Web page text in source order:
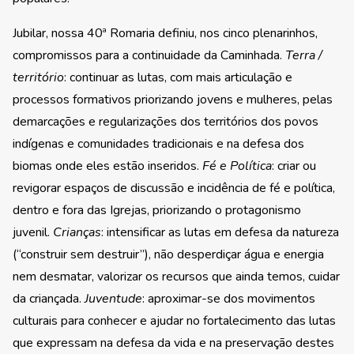
Jubilar, nossa 40ª Romaria definiu, nos cinco plenarinhos,
compromissos para a continuidade da Caminhada. Terra /
território: continuar as lutas, com mais articulação e
processos formativos priorizando jovens e mulheres, pelas
demarcações e regularizações dos territórios dos povos
indígenas e comunidades tradicionais e na defesa dos
biomas onde eles estão inseridos. Fé e Política: criar ou
revigorar espaços de discussão e incidência de fé e política,
dentro e fora das Igrejas, priorizando o protagonismo
juvenil. Crianças: intensificar as lutas em defesa da natureza
(“construir sem destruir”), não desperdiçar água e energia
nem desmatar, valorizar os recursos que ainda temos, cuidar
da criançada.Juventude: aproximar-se dos movimentos
culturais para conhecer e ajudar no fortalecimento das lutas
que expressam na defesa da vida e na preservação destes